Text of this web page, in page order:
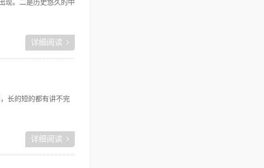
现。二是历史悠久的中
详细阅读
长的短的都有讲不完
详细阅读